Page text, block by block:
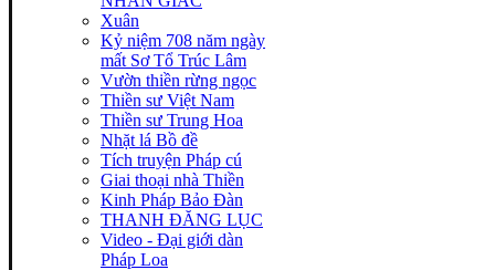
Xuân
Kỷ niệm 708 năm ngày
mất Sơ Tổ Trúc Lâm
Vườn thiền rừng ngọc
Thiền sư Việt Nam
Thiền sư Trung Hoa
Nhặt lá Bồ đề
Tích truyện Pháp cú
Giai thoại nhà Thiền
Kinh Pháp Bảo Đàn
THANH ĐĂNG LỤC
Video - Đại giới dàn
Pháp Loa